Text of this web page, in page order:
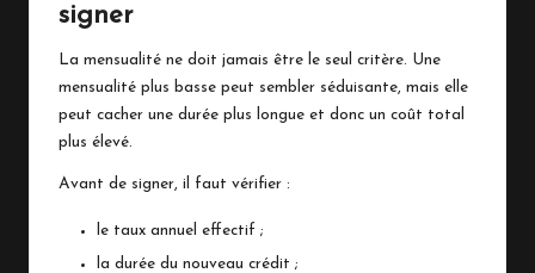
signer
La mensualité ne doit jamais être le seul critère. Une
mensualité plus basse peut sembler séduisante, mais elle
peut cacher une durée plus longue et donc un coût total
plus élevé.
Avant de signer, il faut vérifier :
le taux annuel effectif ;
la durée du nouveau crédit ;